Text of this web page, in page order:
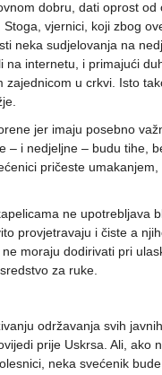
dobru, dati oprost
vjernici, koji zbog
neka sudjelovanja na
na internetu, i primajući
zajednicom u crkvi. Isto
jer imaju posebno
– i nedjeljne – budu tihe,
pričeste
ne upotrebljava
provjetravaju i čiste a
moraju dodirivati pri
za ruke.
održavanja svih
prije Uskrsa. Ali, ako
neka svećenik